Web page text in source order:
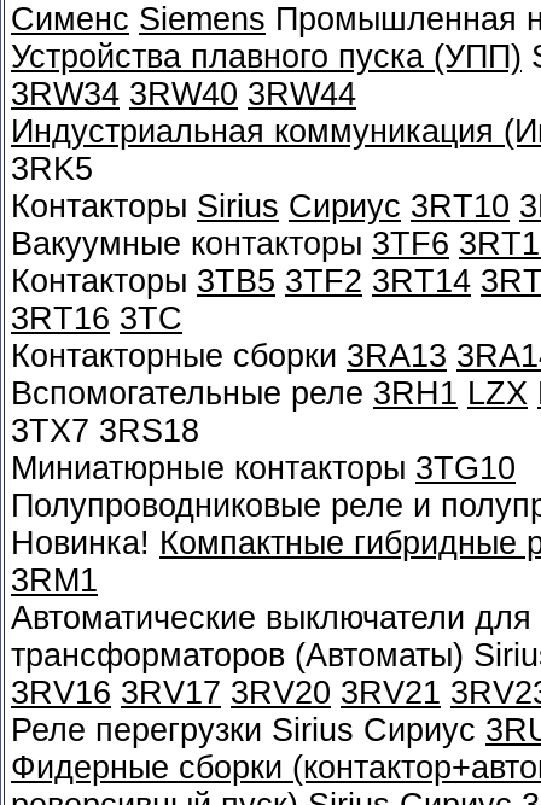
Сименс Siemens Промышленная
Устройства плавного пуска (УПП)
3RW34 3RW40 3RW44
Индустриальная коммуникация
3RK5
Контакторы Sirius Сириус 3RT10
Вакуумные контакторы 3TF6
Контакторы 3TB5 3TF2 3RT14
3RT16 3TC
Контакторные сборки 3RA13
Вспомогательные реле 3RH1 LZX
3TX7 3RS18
Миниатюрные контакторы 3TG10
Полупроводниковые реле и
Новинка! Компактные гибридные
3RM1
Автоматические выключатели
трансформаторов (Автоматы)
3RV16 3RV17 3RV20 3RV21
Реле перегрузки Sirius Сириус
Фидерные сборки